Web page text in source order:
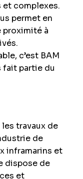
complexes.
permet en
proximité à
c’est BAM
fait partie du
travaux de
de
inframarins et
dispose de
et